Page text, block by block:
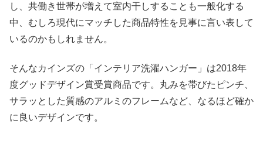
し、共働き世帯が増えて室内干しすることも一般化する
中、むしろ現代にマッチした商品特性を見事に言い表して
いるのかもしれません。
そんなカインズの「インテリア洗濯ハンガー」は2018年
度グッドデザイン賞受賞商品です。丸みを帯びたピンチ、
サラッとした質感のアルミのフレームなど、なるほど確か
に良いデザインです。